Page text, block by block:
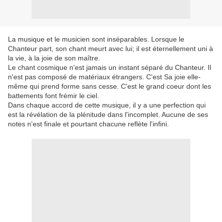
La musique et le musicien sont inséparables. Lorsque le
Chanteur part, son chant meurt avec lui; il est éternellement uni à
la vie, à la joie de son maître.
Le chant cosmique n'est jamais un instant séparé du Chanteur. Il
n'est pas composé de matériaux étrangers. C'est Sa joie elle-
même qui prend forme sans cesse. C'est le grand coeur dont les
battements font frémir le ciel.
Dans chaque accord de cette musique, il y a une perfection qui
est la révélation de la plénitude dans l'incomplet. Aucune de ses
notes n'est finale et pourtant chacune reflète l'infini.